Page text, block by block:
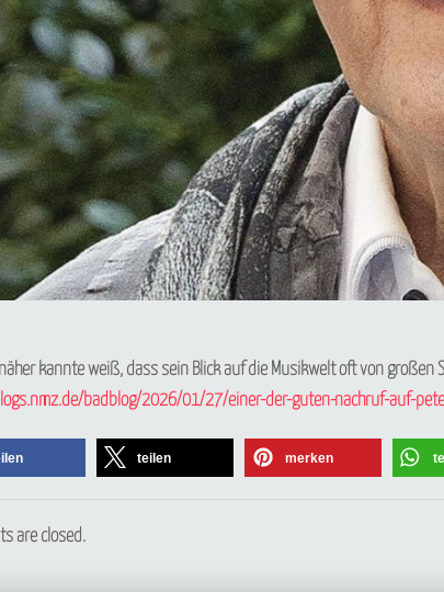
näher kannte weiß, dass sein Blick auf die Musikwelt oft von
badblog/2026/01/27/einer-der-guten-nachruf-auf-
teilen merken
are closed.